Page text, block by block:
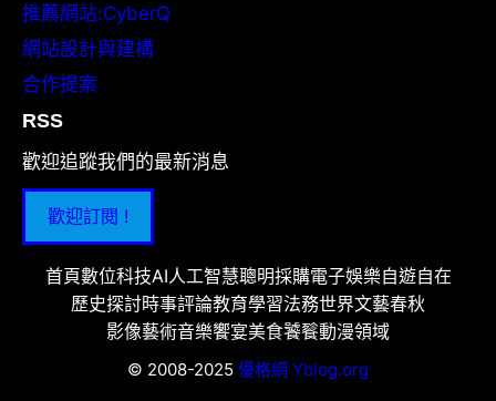
推薦網站:CyberQ
網站設計與建構
合作提案
RSS
歡迎追蹤我們的最新消息
歡迎訂閱 !
首頁數位科技AI人工智慧聰明採購電子娛樂自遊自在
歷史探討時事評論教育學習法務世界文藝春秋
影像藝術音樂饗宴美食饕餮動漫領域
© 2008-2025 優格網 Yblog.org